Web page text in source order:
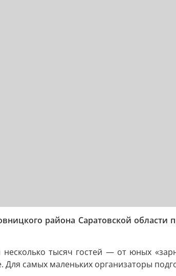
района Саратовской
тысяч гостей — от юных
Для самых маленьких организаторы